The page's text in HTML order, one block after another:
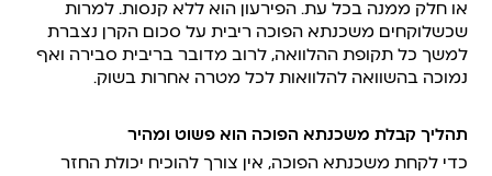
או חלק ממנה בכל עת. הפירעון הוא ללא קנסות. למרות
שכשלוקחים משכנתא הפוכה ריבית על סכום הקרן נצברת
למשך כל תקופת ההלוואה, לרוב מדובר בריבית סבירה ואף
נמוכה בהשוואה להלוואות לכל מטרה אחרות בשוק.
תהליך קבלת משכנתא הפוכה הוא פשוט ומהיר
כדי לקחת משכנתא הפוכה, אין צורך להוכיח יכולת החזר